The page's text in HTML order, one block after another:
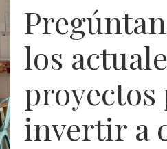
los
proyectos
invertir a